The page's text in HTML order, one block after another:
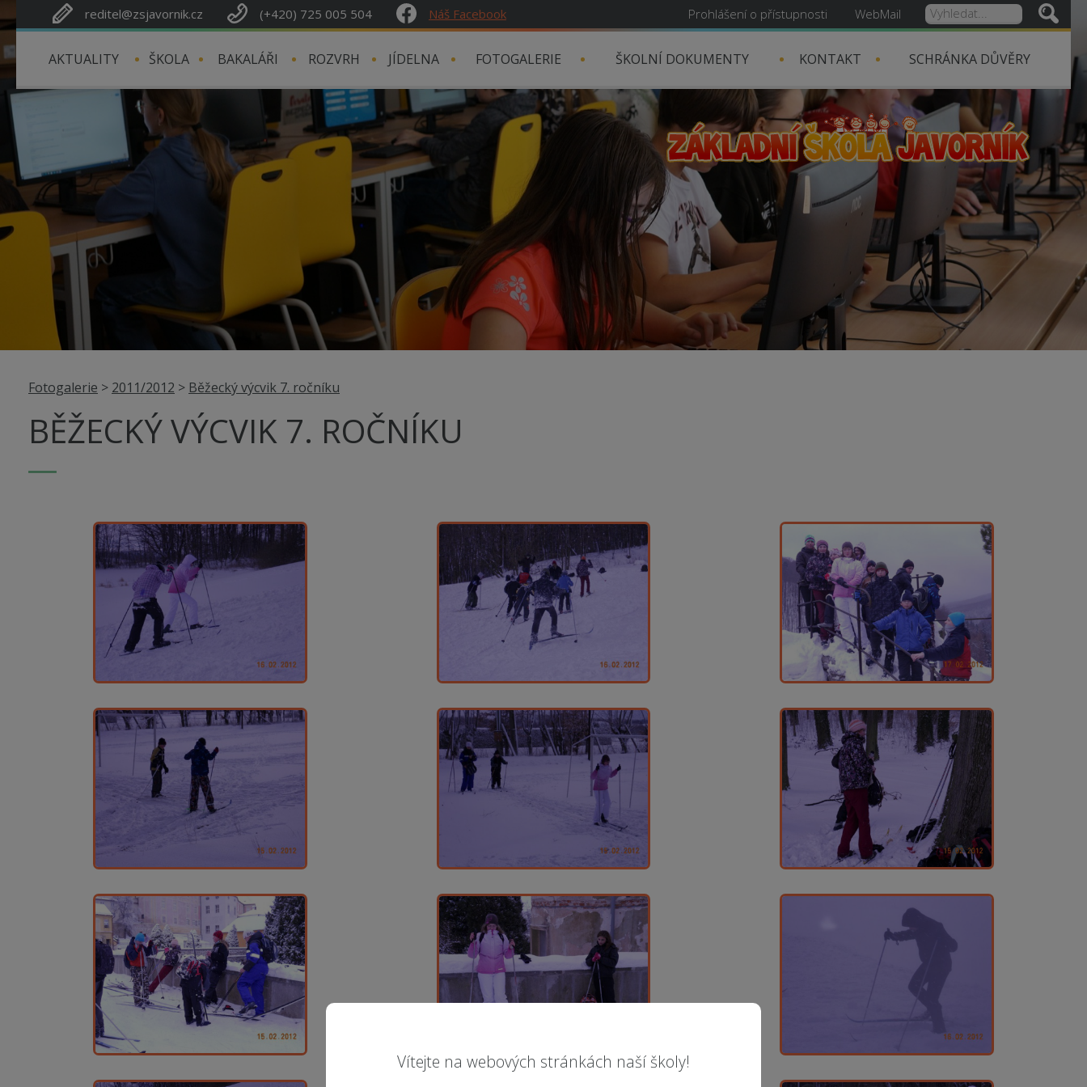
Vítejte na webových stránkách naší školy!
reditel@zsjavornik.cz (+420) 725 005 504 Náš Facebook Prohlášení o přístupnosti WebMail
AKTUALITY ŠKOLA BAKALÁŘI ROZVRH JÍDELNA FOTOGALERIE ŠKOLNÍ DOKUMENTY KONTAKT SCHRÁNKA DŮVĚRY
Fotogalerie > 2011/2012 > Běžecký výcvik 7. ročníku
BĚŽECKÝ VÝCVIK 7. ROČNÍKU